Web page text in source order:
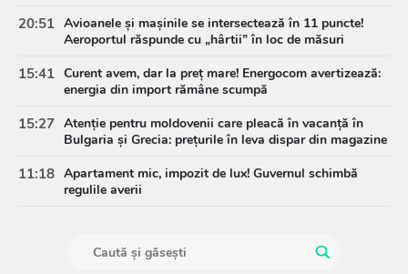
20:51 Avioanele și mașinile se intersectează în 11 puncte!
Aeroportul răspunde cu „hârtii” în loc de măsuri
15:41 Curent avem, dar la preț mare! Energocom avertizează:
energia din import rămâne scumpă
15:27 Atenție pentru moldovenii care pleacă în vacanță în
Bulgaria și Grecia: prețurile în leva dispar din magazine
11:18 Apartament mic, impozit de lux! Guvernul schimbă
regulile averii